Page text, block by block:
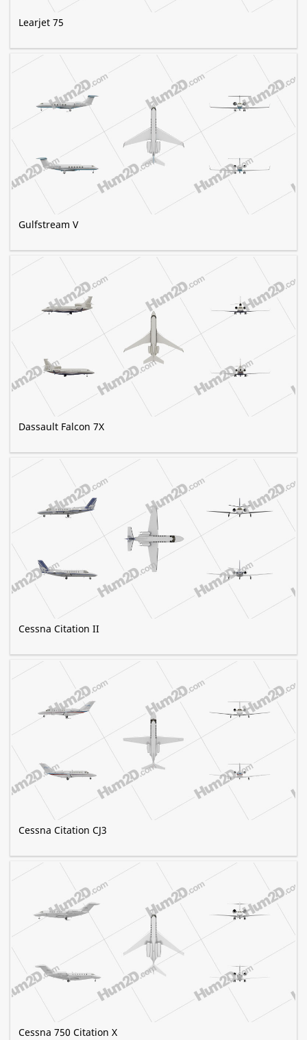
Learjet 75
Gulfstream V
Dassault Falcon 7X
Cessna Citation II
Cessna Citation CJ3
Cessna 750 Citation X